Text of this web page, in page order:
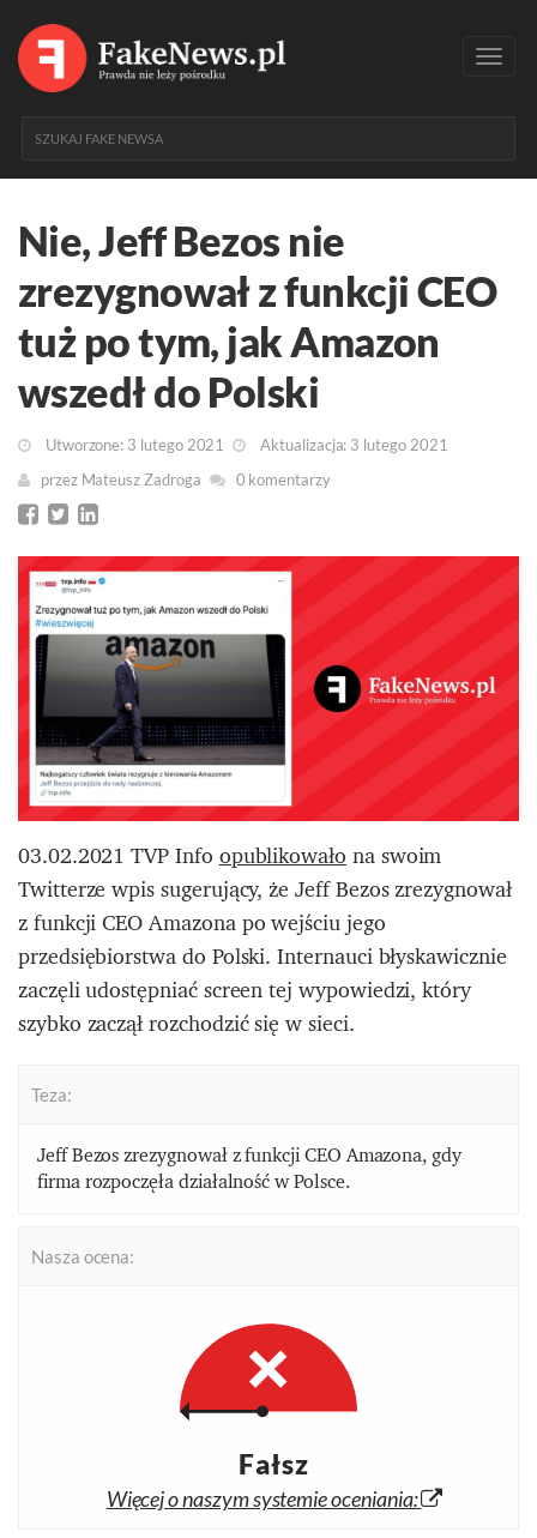
Nie, Jeff Bezos nie
zrezygnował z funkcji CEO
tuż po tym, jak Amazon
wszedł do Polski
Utworzone: 3 lutego 2021
Aktualizacja: 3 lutego 2021
przez Mateusz Zadroga 0 komentarzy
03.02.2021 TVP Infoopublikowałona swoim
Twitterze wpis sugerujący, że Jeff Bezos zrezygnował
z funkcji CEO Amazona po wejściu jego
przedsiębiorstwa do Polski. Internauci błyskawicznie
zaczęli udostępniać screen tej wypowiedzi, który
szybko zaczął rozchodzić się w sieci.
Teza:
Jeff Bezos zrezygnował z funkcji CEO Amazona, gdy
firma rozpoczęła działalność w Polsce.
Nasza ocena:
Fałsz
Więcej o naszym systemie oceniania: